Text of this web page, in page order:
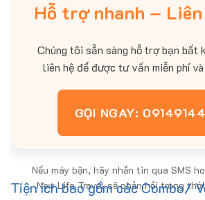
Hỗ trợ nhanh – Liên
Chúng tôi sẵn sàng hỗ trợ bạn bất
liên hệ để được tư vấn miễn phí
GỌI NGAY:
Nếu máy bận, hãy nhắn tin qua SMS
New Life Travel sẽ phản hồi trong
Tiện ích bao gồm các Combo/